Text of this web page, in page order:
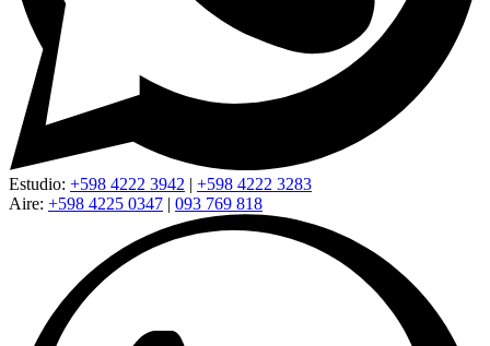
Estudio: +598 4222 3942 | +598 4222 3283
Aire: +598 4225 0347 | 093 769 818